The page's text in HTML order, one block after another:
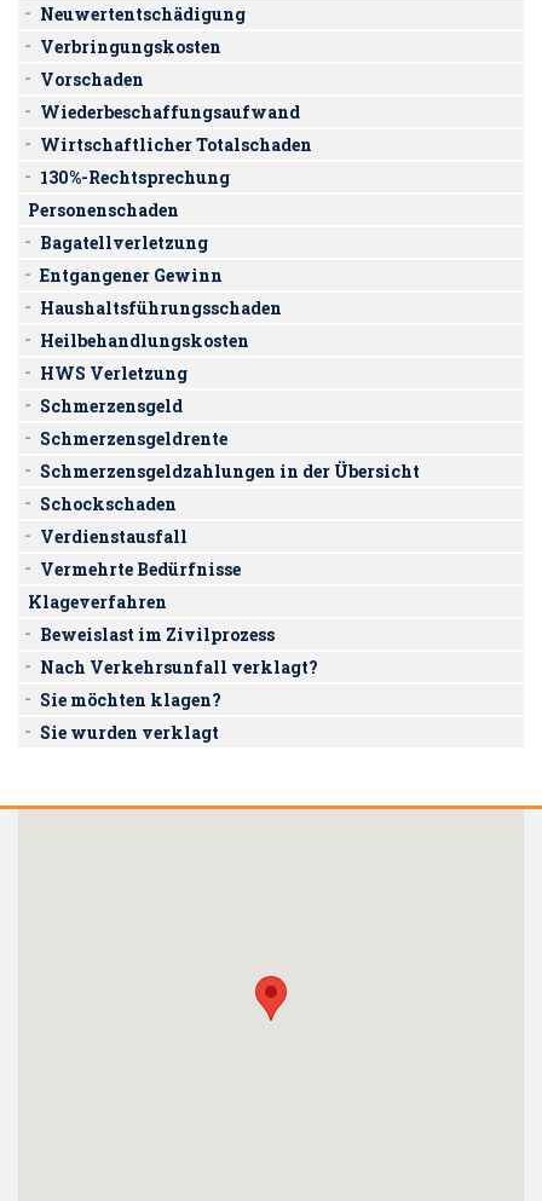
Neuwertentschädigung
Verbringungskosten
Vorschaden
Wiederbeschaffungsaufwand
Wirtschaftlicher Totalschaden
130%-Rechtsprechung
Personenschaden
Bagatellverletzung
Entgangener Gewinn
Haushaltsführungsschaden
Heilbehandlungskosten
HWS Verletzung
Schmerzensgeld
Schmerzensgeldrente
Schmerzensgeldzahlungen in der Übersicht
Schockschaden
Verdienstausfall
Vermehrte Bedürfnisse
Klageverfahren
Beweislast im Zivilprozess
Nach Verkehrsunfall verklagt?
Sie möchten klagen?
Sie wurden verklagt